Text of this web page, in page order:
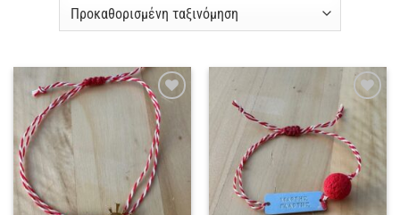
Πρόσθήκη
στην
λίστα
επιθυμιών
Πρόσθήκη
στην
λίστα
επιθυμιών